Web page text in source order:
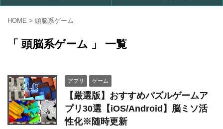
HOME > 頭脳系ゲーム
「 頭脳系ゲーム 」 一覧
アプリ ゲーム
【厳選版】おすすめパズルゲームア
プリ30選【iOS/Android】脳ミソ活
性化※随時更新